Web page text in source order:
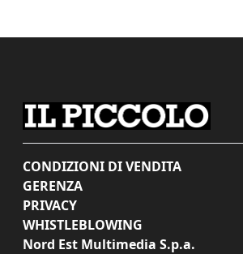
CONDIZIONI DI VENDITA
GERENZA
PRIVACY
WHISTLEBLOWING
Nord Est Multimedia S.p.a.